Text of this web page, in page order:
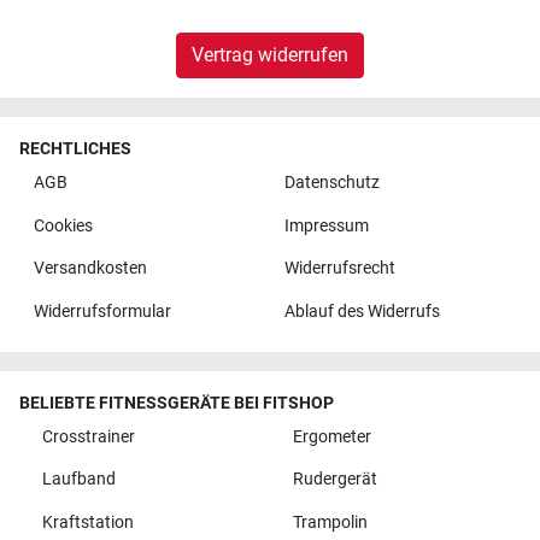
Vertrag widerrufen
RECHTLICHES
AGB
Datenschutz
Cookies Impressum
Versandkosten Widerrufsrecht
Widerrufsformular Ablauf des Widerrufs
BELIEBTE FITNESSGERÄTE BEI FITSHOP
Crosstrainer
Ergometer
Laufband Rudergerät
Kraftstation Trampolin